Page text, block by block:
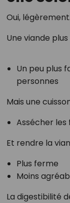
Oui, légèrement.
Une viande
Un peu plus
personnes
Mais une
Assécher les
Et rendre la
Plus ferme
Moins
La digestibilité